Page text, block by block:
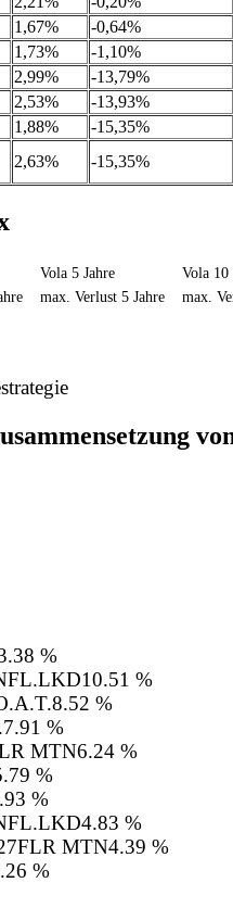
1,67%
-0,64%
1,73%
-1,10%
2,99%
-13,79%
2,53%
-13,93%
1,88%
-15,35%
2,63% -15,35%
Vola 5 Jahre
Vola 10
max. Verlust 5 Jahre max.
%
10.51 %
8.52 %
7.91 %
MTN6.24 %
%
%
4.83 %
MTN4.39 %
%